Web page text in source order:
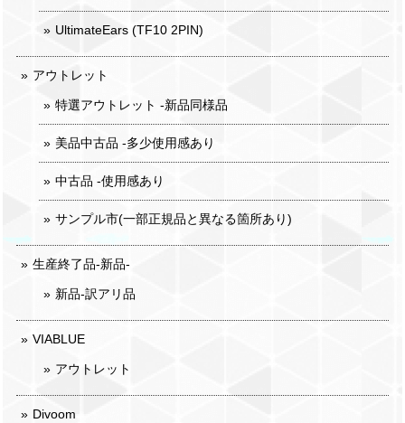
UltimateEars (TF10 2PIN)
アウトレット
特選アウトレット -新品同様品
美品中古品 -多少使用感あり
中古品 -使用感あり
サンプル市(一部正規品と異なる箇所あり)
生産終了品-新品-
新品-訳アリ品
VIABLUE
アウトレット
Divoom